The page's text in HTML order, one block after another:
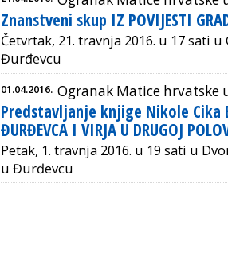
Znanstveni skup IZ POVIJESTI
Četvrtak, 21. travnja 2016. u 17 sati
Đurđevcu
01.04.2016. Ogranak Matice hrvatske
Predstavljanje knjige Nikole Cika
ĐURĐEVCA I VIRJA U DRUGOJ
Petak, 1. travnja 2016. u 19 sati u
u Đurđevcu